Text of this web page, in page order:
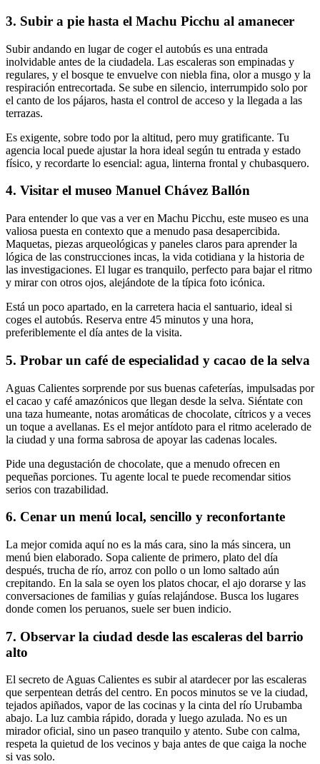
3. Subir a pie hasta el Machu Picchu al amanecer
Subir andando en lugar de coger el autobús es una entrada
inolvidable antes de la ciudadela. Las escaleras son empinadas y
regulares, y el bosque te envuelve con niebla fina, olor a musgo y la
respiración entrecortada. Se sube en silencio, interrumpido solo por
el canto de los pájaros, hasta el control de acceso y la llegada a las
terrazas.
Es exigente, sobre todo por la altitud, pero muy gratificante. Tu
agencia local puede ajustar la hora ideal según tu entrada y estado
físico, y recordarte lo esencial: agua, linterna frontal y chubasquero.
4. Visitar el museo Manuel Chávez Ballón
Para entender lo que vas a ver en Machu Picchu, este museo es una
valiosa puesta en contexto que a menudo pasa desapercibida.
Maquetas, piezas arqueológicas y paneles claros para aprender la
lógica de las construcciones incas, la vida cotidiana y la historia de
las investigaciones. El lugar es tranquilo, perfecto para bajar el ritmo
y mirar con otros ojos, alejándote de la típica foto icónica.
Está un poco apartado, en la carretera hacia el santuario, ideal si
coges el autobús. Reserva entre 45 minutos y una hora,
preferiblemente el día antes de la visita.
5. Probar un café de especialidad y cacao de la selva
Aguas Calientes sorprende por sus buenas cafeterías, impulsadas por
el cacao y café amazónicos que llegan desde la selva. Siéntate con
una taza humeante, notas aromáticas de chocolate, cítricos y a veces
un toque a avellanas. Es el mejor antídoto para el ritmo acelerado de
la ciudad y una forma sabrosa de apoyar las cadenas locales.
Pide una degustación de chocolate, que a menudo ofrecen en
pequeñas porciones. Tu agente local te puede recomendar sitios
serios con trazabilidad.
6. Cenar un menú local, sencillo y reconfortante
La mejor comida aquí no es la más cara, sino la más sincera, un
menú bien elaborado. Sopa caliente de primero, plato del día
después, trucha de río, arroz con pollo o un lomo saltado aún
crepitando. En la sala se oyen los platos chocar, el ajo dorarse y las
conversaciones de familias y guías relajándose. Busca los lugares
donde comen los peruanos, suele ser buen indicio.
7. Observar la ciudad desde las escaleras del barrio
alto
El secreto de Aguas Calientes es subir al atardecer por las escaleras
que serpentean detrás del centro. En pocos minutos se ve la ciudad,
tejados apiñados, vapor de las cocinas y la cinta del río Urubamba
abajo. La luz cambia rápido, dorada y luego azulada. No es un
mirador oficial, sino un paseo tranquilo y atento. Sube con calma,
respeta la quietud de los vecinos y baja antes de que caiga la noche
si vas solo.